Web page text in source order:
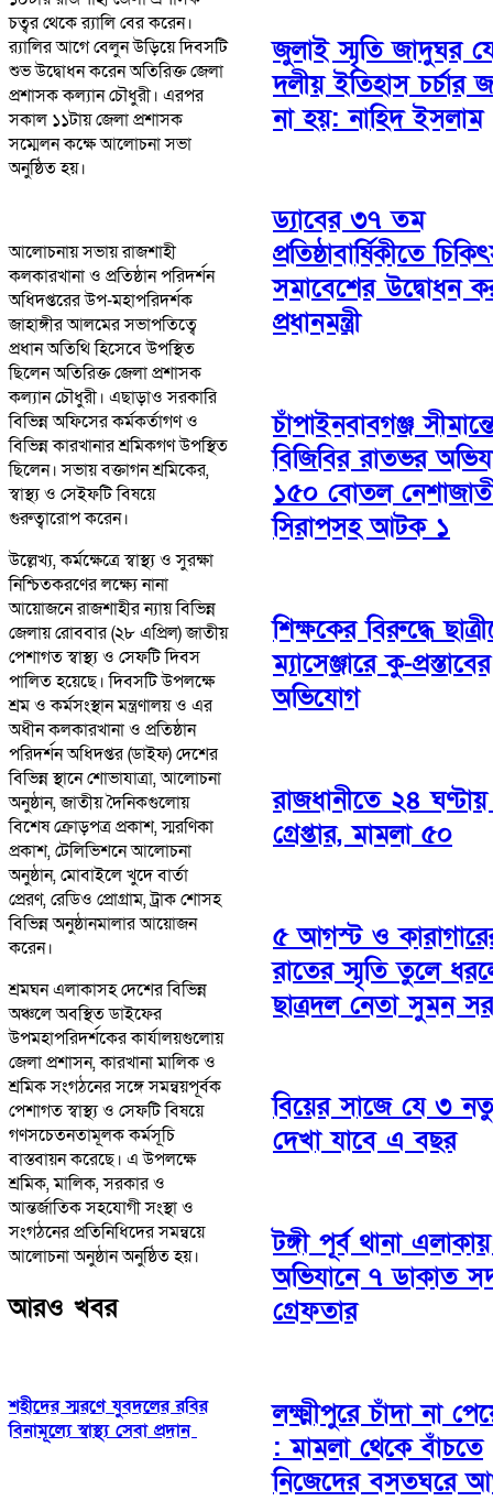
চত্বর থেকে র‍্যালি বের করেন।
র‍্যালির আগে বেলুন উড়িয়ে দিবসটি
শুভ উদ্বোধন করেন অতিরিক্ত জেলা
প্রশাসক কল্যান চৌধুরী। এরপর
সকাল ১১টায় জেলা প্রশাসক
সম্মেলন কক্ষে আলোচনা সভা
অনুষ্ঠিত হয়।
আলোচনায় সভায় রাজশাহী
কলকারখানা ও প্রতিষ্ঠান পরিদর্শন
অধিদপ্তরের উপ-মহাপরিদর্শক
জাহাঙ্গীর আলমের সভাপতিত্বে
প্রধান অতিথি হিসেবে উপস্থিত
ছিলেন অতিরিক্ত জেলা প্রশাসক
কল্যান চৌধুরী। এছাড়াও সরকারি
বিভিন্ন অফিসের কর্মকর্তাগণ ও
বিভিন্ন কারখানার শ্রমিকগণ উপস্থিত
ছিলেন। সভায় বক্তাগন শ্রমিকের,
স্বাস্থ্য ও সেইফটি বিষয়ে
গুরুত্বারোপ করেন।
উল্লেখ্য, কর্মক্ষেত্রে স্বাস্থ্য ও সুরক্ষা
নিশ্চিতকরণের লক্ষ্যে নানা
আয়োজনে রাজশাহীর ন্যায় বিভিন্ন
জেলায় রোববার (২৮ এপ্রিল) জাতীয়
পেশাগত স্বাস্থ্য ও সেফটি দিবস
পালিত হয়েছে। দিবসটি উপলক্ষে
শ্রম ও কর্মসংস্থান মন্ত্রণালয় ও এর
অধীন কলকারখানা ও প্রতিষ্ঠান
পরিদর্শন অধিদপ্তর (ডাইফ) দেশের
বিভিন্ন স্থানে শোভাযাত্রা, আলোচনা
অনুষ্ঠান, জাতীয় দৈনিকগুলোয়
বিশেষ ক্রোড়পত্র প্রকাশ, স্মরণিকা
প্রকাশ, টেলিভিশনে আলোচনা
অনুষ্ঠান, মোবাইলে খুদে বার্তা
প্রেরণ, রেডিও প্রোগ্রাম, ট্রাক শোসহ
বিভিন্ন অনুষ্ঠানমালার আয়োজন
করেন।
শ্রমঘন এলাকাসহ দেশের বিভিন্ন
অঞ্চলে অবস্থিত ডাইফের
উপমহাপরিদর্শকের কার্যালয়গুলোয়
জেলা প্রশাসন, কারখানা মালিক ও
শ্রমিক সংগঠনের সঙ্গে সমন্বয়পূর্বক
পেশাগত স্বাস্থ্য ও সেফটি বিষয়ে
গণসচেতনতামূলক কর্মসূচি
বাস্তবায়ন করেছে। এ উপলক্ষে
শ্রমিক, মালিক, সরকার ও
আন্তর্জাতিক সহযোগী সংস্থা ও
সংগঠনের প্রতিনিধিদের সমন্বয়ে
আলোচনা অনুষ্ঠান অনুষ্ঠিত হয়।
আরও খবর
শহীদের স্মরণে যুবদলের রবির
বিনামূল্যে স্বাস্থ্য সেবা প্রদান
জুলাই স্মৃতি জাদুঘর
দলীয় ইতিহাস চর্চার
না হয়: নাহিদ ইসলাম
ড্যাবের ৩৭ তম
প্রতিষ্ঠাবার্ষিকীতে
সমাবেশের উদ্বোধন
প্রধানমন্ত্রী
চাঁপাইনবাবগঞ্জ
বিজিবির রাতভর
১৫০ বোতল
সিরাপসহ আটক ১
শিক্ষকের বিরুদ্ধে
ম্যাসেঞ্জারে কু-প্রস্তাবের
অভিযোগ
রাজধানীতে ২৪
গ্রেপ্তার, মামলা ৫০
৫ আগস্ট ও
রাতের স্মৃতি তুলে
ছাত্রদল নেতা সুমন
বিয়ের সাজে যে ৩
দেখা যাবে এ বছর
টঙ্গী পূর্ব থানা
অভিযানে ৭ ডাকাত
গ্রেফতার
লক্ষ্মীপুরে চাঁদা না
: মামলা থেকে বাঁচতে
নিজেদের বসতঘরে